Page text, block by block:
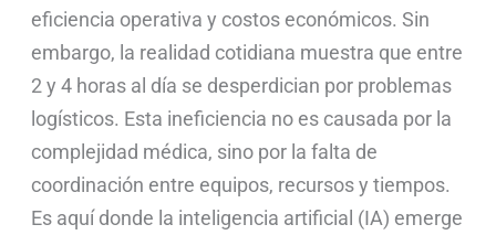
eficiencia operativa y costos económicos. Sin
embargo, la realidad cotidiana muestra que entre
2 y 4 horas al día se desperdician por problemas
logísticos. Esta ineficiencia no es causada por la
complejidad médica, sino por la falta de
coordinación entre equipos, recursos y tiempos.
Es aquí donde la inteligencia artificial (IA) emerge